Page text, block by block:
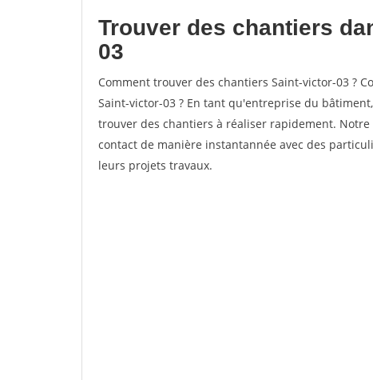
Trouver des chantiers
03
Comment trouver des chantiers Saint-victor-03 ?
Saint-victor-03 ? En tant qu'entreprise du
trouver des chantiers à réaliser rapidement.
contact de manière instantannée avec des
leurs projets travaux.